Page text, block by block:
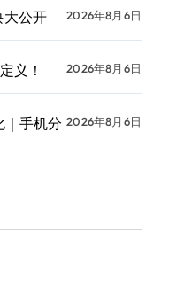
大公开 2026年8月6日
义！ 2026年8月6日
｜手机分 2026年8月6日